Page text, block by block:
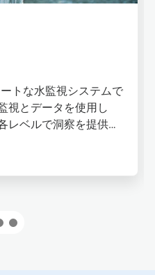
トな水監視システムで
視とデータを使用し
レベルで洞察を提供し